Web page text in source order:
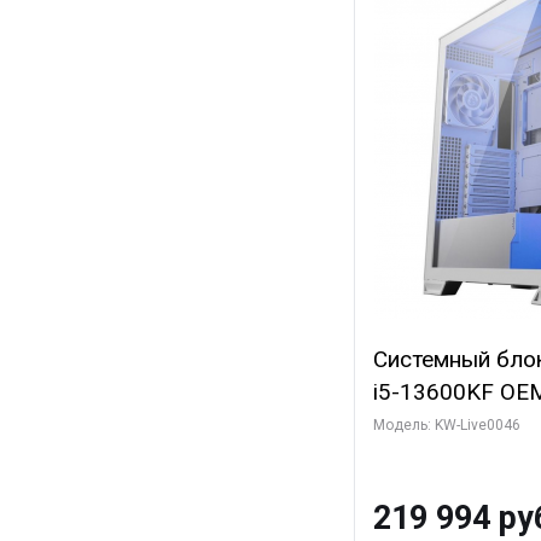
Системный
i5-13600KF
7, C14 8EC/
SSD)
Модель: KW-Live0046
219 994